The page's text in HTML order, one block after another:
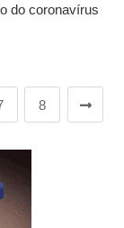
do coronavírus
8